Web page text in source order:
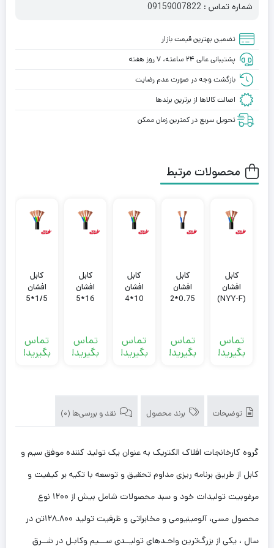
شماره تماس : 09159007822
تضمین بهترین قیمت بازار
پشتیبانی عالی ۲۴ ساعته، ۷ روز هفته
بازگشت وجه در صورت عدم رضایت
اصالت کالاها از برترین برندها
تحویل سریع در کمترین زمان ممکن
محصولات مرتبط
کابل
افشان
(NYY-F)
الکتریک
خراسان
تماس
بگیرید!
کابل
افشان
0.75*2
تماس
بگیرید!
کابل
افشان
10*4
تماس
بگیرید!
کابل
افشان
16*5
تماس
بگیرید!
کابل
افشان
1/5*5
تماس
بگیرید!
توضیحات برند محصول نقد و بررسی‌ها (0)
گروه کارخانجات افلاک الکتریک به عنوان یک تولید کننده موفق سیم و
کابل از طریق برنامه ریزی مداوم تحقیق و توسعه با تکیه بر کیفیت و
مرغوبیت تولیدات خود و سبد محصولات شامل بیش از ۱۲۰۰ نوع
محصول مسی، آلومینیومی و مخابراتی و ظرفیت تولید ۱۲۸.۸۰۰تن در
سال ، یکی از بزرگ‌ترین واحـدهای تولیــدی ســـیم وکابـل در شــرق